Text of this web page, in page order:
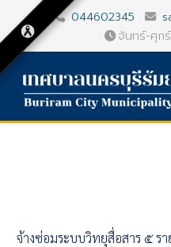
044602345
จันทร์-ศุก
จ้างซ่อมระบบวิทยุสื่อสาร ๕ รา